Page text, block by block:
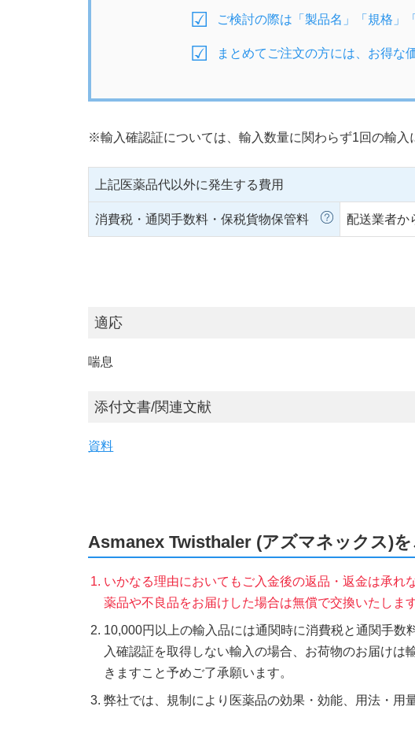
ご検討の際は「製品名」「規格」
まとめてご注文の方には、お得な
※輸入確認証については、輸入数量に関わらず1回の輸入
上記医薬品代以外に発生する費用
消費税・通関手数料・保税貨物保管料 配送業者か
適応
喘息
添付文書/関連文献
資料
Asmanex Twisthaler (アズマネックス)
いかなる理由においてもご入金後の返品・返金は承
薬品や不良品をお届けした場合は無償で交換いたします
10,000円以上の輸入品には通関時に消費税と通関手
入確認証を取得しない輸入の場合、お荷物のお届け
きますこと予めご了承願います。
弊社では、規制により医薬品の効果・効能、用法・用